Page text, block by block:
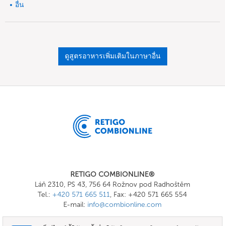
อื่น
ดูสูตรอาหารเพิ่มเติมในภาษาอื่น
RETIGO COMBIONLINE®
Láň 2310, PS 43, 756 64 Rožnov pod Radhoštěm
Tel.: +420 571 665 511, Fax: +420 571 665 554
E-mail: info@combionline.com